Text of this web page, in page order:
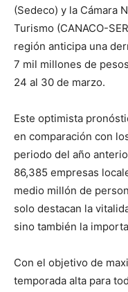
(Sedeco) y la Cámara
Turismo (CANACO-
región anticipa una
7 mil millones de
24 al 30 de marzo.
Este optimista
en comparación con
periodo del año
86,385 empresas
medio millón de
solo destacan la
sino también la
Con el objetivo de
temporada alta para